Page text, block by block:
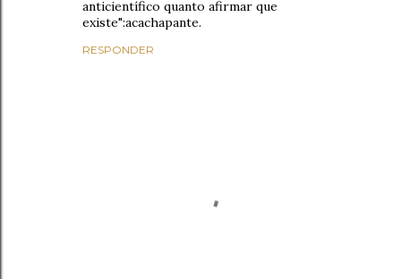
anticientífico quanto afirmar que
existe":acachapante.
RESPONDER